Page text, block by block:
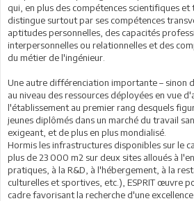
qui, en plus des compétences scientifiques et
distingue surtout par ses compétences
aptitudes personnelles, des capacités
interpersonnelles ou relationnelles et des
du métier de l'ingénieur.
Une autre différenciation importante – sinon
au niveau des ressources déployées en vue
l'établissement au premier rang desquels
jeunes diplômés dans un marché du travail
exigeant, et de plus en plus mondialisé.
Hormis les infrastructures disponibles sur le
plus de 23 000 m2 sur deux sites alloués à
pratiques, à la R&D, à l'hébergement, à la
culturelles et sportives, etc.), ESPRIT œuvre
cadre favorisant la recherche d'une